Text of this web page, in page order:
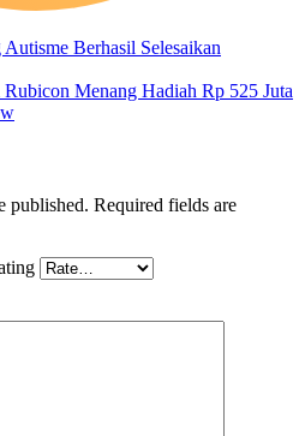
Autisme Berhasil Selesaikan
Menang Hadiah Rp 525 Juta
published. Required fields are